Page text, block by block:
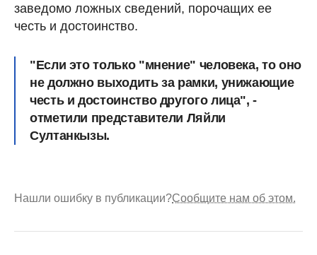
заведомо ложных сведений, порочащих ее
честь и достоинство.
"Если это только "мнение" человека, то оно
не должно выходить за рамки, унижающие
честь и достоинство другого лица", -
отметили представители Ляйли
Султанкызы.
Нашли ошибку в публикации?Сообщите нам об этом.